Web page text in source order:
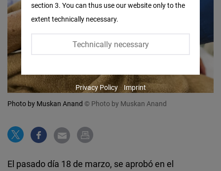
Photo by Muskan Anand © Photo by Muskan Anand
El pasado día 18 de marzo, se aprobó en el
section 3. You can thus use our website only to the
extent technically necessary.
Technically necessary
Twitter
Embed
Youtube
Embed
Google
Embed
Privacy Policy Imprint